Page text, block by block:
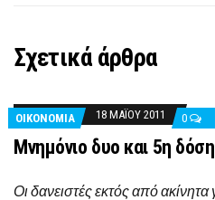
Σχετικά άρθρα
ΟΙΚΟΝΟΜΊΑ 18 ΜΑΪ́ΟΥ 2011 0
Μνημόνιο δυο και 5η
Οι δανειστές εκτός από